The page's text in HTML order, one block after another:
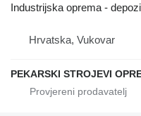
Industrijska oprema -
Hrvatska, Vukovar
PEKARSKI STROJEVI